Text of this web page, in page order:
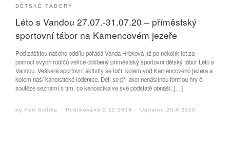
DĚTSKÉ TÁBORY
Léto s Vandou 27.07.-31.07.20 – příměstský
sportovní tábor na Kamencovém jezeře
Pod záštitou našeho oddílu pořádá Vanda Hrbková již po několik let za
pomoci svých rodičů velice oblíbený příměstský sportovní dětský tábor Léto s
Vandou. Veškeré sportovní aktivity se točí kolem vod Kamencového jezera a
kolem naší kanoistické loděnice. Děti se při akci nenásilnou formou hry či
soutěže seznámí s tím, co kanoistika ve své podstatě obnáší, […]
by Petr Smítka Publikováno 2.12.2019 Updated 20.4.2020